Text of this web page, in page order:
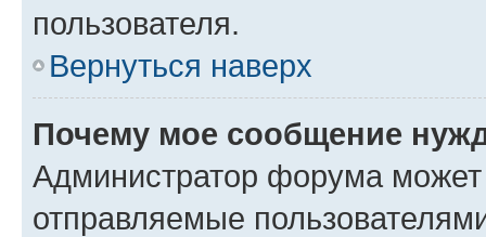
пользователя.
Вернуться наверх
Почему мое сообщение
Администратор форума
отправляемые